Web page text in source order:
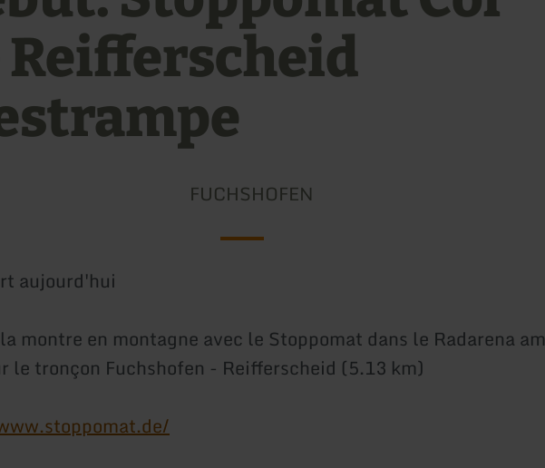
Reifferscheid
FUCHSHOFEN
aujourd'hui
montre en montagne avec le Stoppomat dans le Radarena am
le tronçon Fuchshofen - Reifferscheid (5.13 km)